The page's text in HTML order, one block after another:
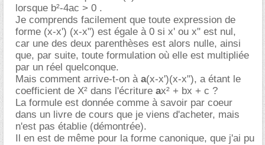
lorsque b²-4ac > 0 .
Je comprends facilement que toute expression de
forme (x-x') (x-x") est égale à 0 si x' ou x" est nul,
car une des deux parenthèses est alors nulle, ainsi
que, par suite, toute formulation où elle est multipliée
par un réel quelconque.
Mais comment arrive-t-on à a(x-x')(x-x"), a étant le
coefficient de X² dans l'écriture ax² + bx + c ?
La formule est donnée comme à savoir par coeur
dans un livre de cours que je viens d'acheter, mais
n'est pas établie (démontrée).
Il en est de même pour la forme canonique, que j'ai pu